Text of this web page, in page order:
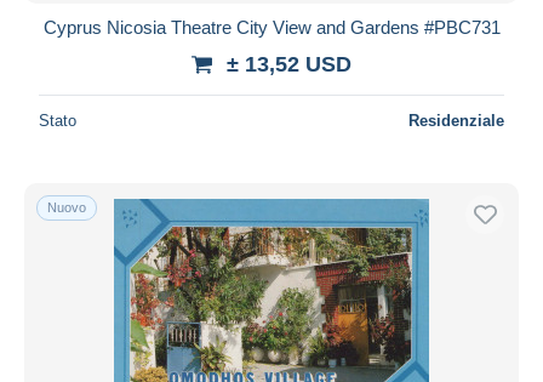
Cyprus Nicosia Theatre City View and Gardens #PBC731
± 13,52 USD
Stato Residenziale
Nuovo